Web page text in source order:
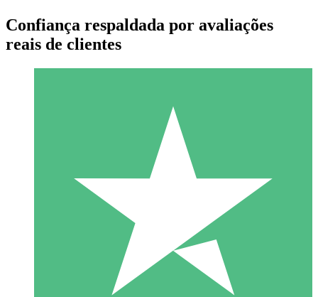
Pacotes de Créditos Individuais
Pague conforme o uso com créditos de download. Sem
1000
Confiança respaldada por avaliações
reais de clientes